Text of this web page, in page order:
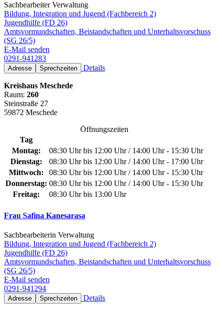
Sachbearbeiter Verwaltung
Bildung, Integration und Jugend (Fachbereich 2)
Jugendhilfe (FD 26)
Amtsvormundschaften, Beistandschaften und Unterhaltsvorschuss
(SG 26/5)
E-Mail senden
0291-941283
Adresse Sprechzeiten Details
Kreishaus Meschede
Raum: 260
Steinstraße 27
59872 Meschede
Öffnungszeiten
Tag
Montag:
08:30 Uhr bis 12:00 Uhr / 14:00 Uhr - 15:30 Uhr
Dienstag:
08:30 Uhr bis 12:00 Uhr / 14:00 Uhr - 17:00 Uhr
Mittwoch:
08:30 Uhr bis 12:00 Uhr / 14:00 Uhr - 15:30 Uhr
Donnerstag: 08:30 Uhr bis 12:00 Uhr / 14:00 Uhr - 15:30 Uhr
Freitag:
08:30 Uhr bis 13:00 Uhr
Frau Safina Kanesarasa
Sachbearbeiterin Verwaltung
Bildung, Integration und Jugend (Fachbereich 2)
Jugendhilfe (FD 26)
Amtsvormundschaften, Beistandschaften und Unterhaltsvorschuss
(SG 26/5)
E-Mail senden
0291-941294
Adresse Sprechzeiten Details